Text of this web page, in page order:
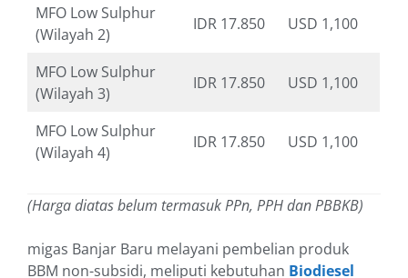
MFO Low Sulphur
(Wilayah 2)
IDR 17.850 USD 1,100
MFO Low Sulphur
(Wilayah 3)
IDR 17.850 USD 1,100
MFO Low Sulphur
(Wilayah 4)
IDR 17.850 USD 1,100
(Harga diatas belum termasuk PPn, PPH dan PBBKB)
migas Banjar Baru melayani pembelian produk
BBM non-subsidi, meliputi kebutuhan Biodiesel